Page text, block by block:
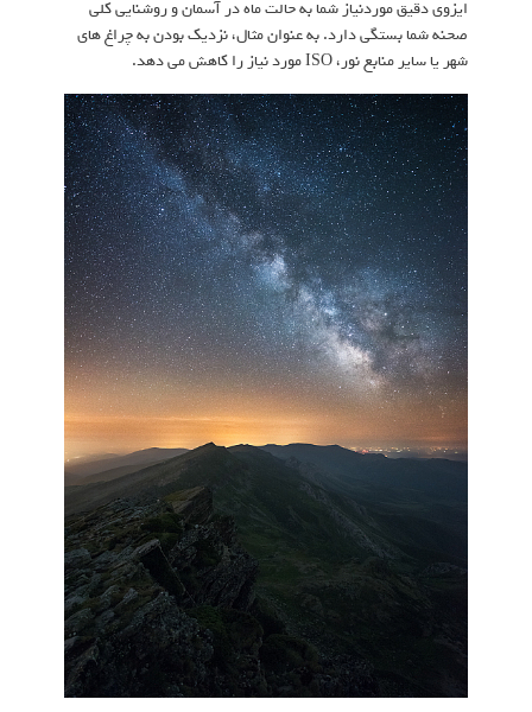
ایزوی دقیق موردنیاز شما به حالت ماه در آسمان و روشنایی کلی
صحنه شما بستگی دارد. به عنوان مثال، نزدیک بودن به چراغ های
شهر یا سایر منابع نور، ISO مورد نیاز را کاهش می دهد.